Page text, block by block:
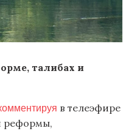
талибах и
в телеэфире
реформы,